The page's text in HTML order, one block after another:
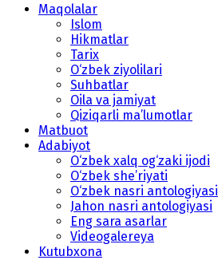
Maqolalar
Islom
Hikmatlar
Tarix
O‘zbek ziyolilari
Suhbatlar
Oila va jamiyat
Qiziqarli ma’lumotlar
Matbuot
Adabiyot
O‘zbek xalq og‘zaki ijodi
O‘zbek she’riyati
O‘zbek nasri antologiyasi
Jahon nasri antologiyasi
Eng sara asarlar
Videogalereya
Kutubxona